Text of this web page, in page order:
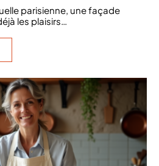
parisienne, une façade
les plaisirs